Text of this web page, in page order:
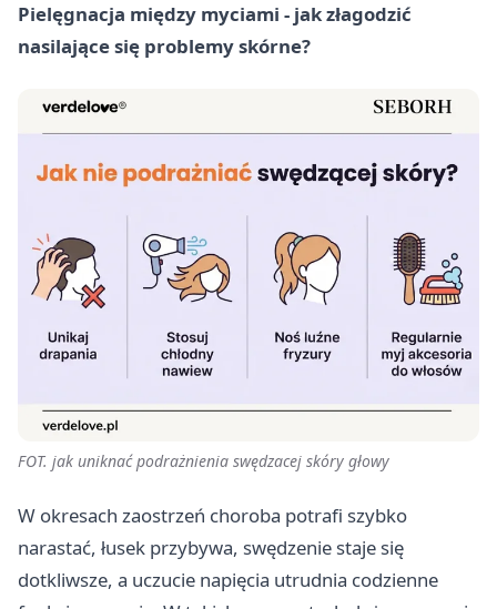
Pielęgnacja między myciami - jak złagodzić
nasilające się problemy skórne?
FOT. jak uniknać podrażnienia swędzacej skóry głowy
W okresach zaostrzeń choroba potrafi szybko
narastać, łusek przybywa, swędzenie staje się
dotkliwsze, a uczucie napięcia utrudnia codzienne